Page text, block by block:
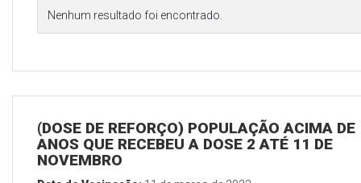
Nenhum resultado foi encontrado.
(DOSE DE REFORÇO) POPULAÇÃO ACIMA DE
ANOS QUE RECEBEU A DOSE 2 ATÉ 11 DE
NOVEMBRO